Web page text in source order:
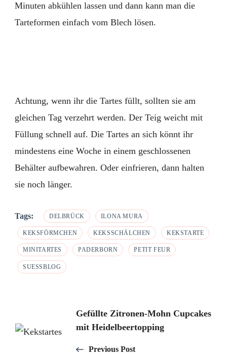
Minuten abkühlen lassen und dann kann man die
Tarteformen einfach vom Blech lösen.
Achtung, wenn ihr die Tartes füllt, sollten sie am
gleichen Tag verzehrt werden. Der Teig weicht mit
Füllung schnell auf. Die Tartes an sich könnt ihr
mindestens eine Woche in einem geschlossenen
Behälter aufbewahren. Oder einfrieren, dann halten
sie noch länger.
Tags: DELBRÜCK ILONA MURA
KEKSFÖRMCHEN KEKSSCHÄLCHEN KEKSTARTE
MINITARTES PADERBORN PETIT FEUR
SUESSBLOG
Navigation
Gefüllte Zitronen-Mohn Cupcakes
mit Heidelbeertopping
Previous Post